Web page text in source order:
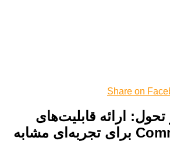
Share on
ارائه قابلیت‌های
جدید Communities برای تجربه‌ای مشابه